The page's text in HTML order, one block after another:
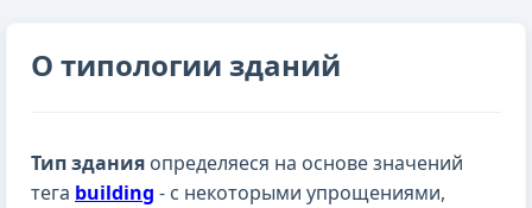
О типологии зданий
Тип здания определяеся на основе значений
тега building - с некоторыми упрощениями,